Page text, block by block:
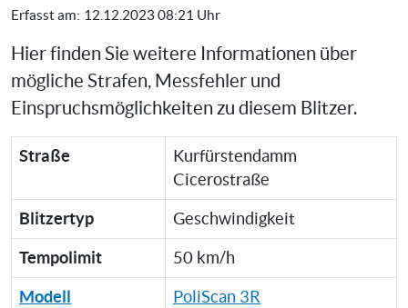
Erfasst am: 12.12.2023 08:21 Uhr
Hier finden Sie weitere Informationen über
mögliche Strafen, Messfehler und
Einspruchsmöglichkeiten zu diesem Blitzer.
Straße
Kurfürstendamm
Cicerostraße
Blitzertyp Geschwindigkeit
Tempolimit 50 km/h
Modell PoliScan 3R